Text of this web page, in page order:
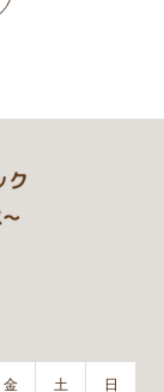
金 土 日